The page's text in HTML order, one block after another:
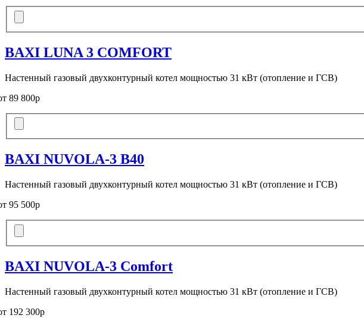
BAXI LUNA 3 COMFORT
Настенный газовый двухконтурный котел мощностью 31 кВт (отопление и ГСВ)
89 800р
BAXI NUVOLA-3 B40
Настенный газовый двухконтурный котел мощностью 31 кВт (отопление и ГСВ)
95 500р
BAXI NUVOLA-3 Comfort
Настенный газовый двухконтурный котел мощностью 31 кВт (отопление и ГСВ)
192 300р